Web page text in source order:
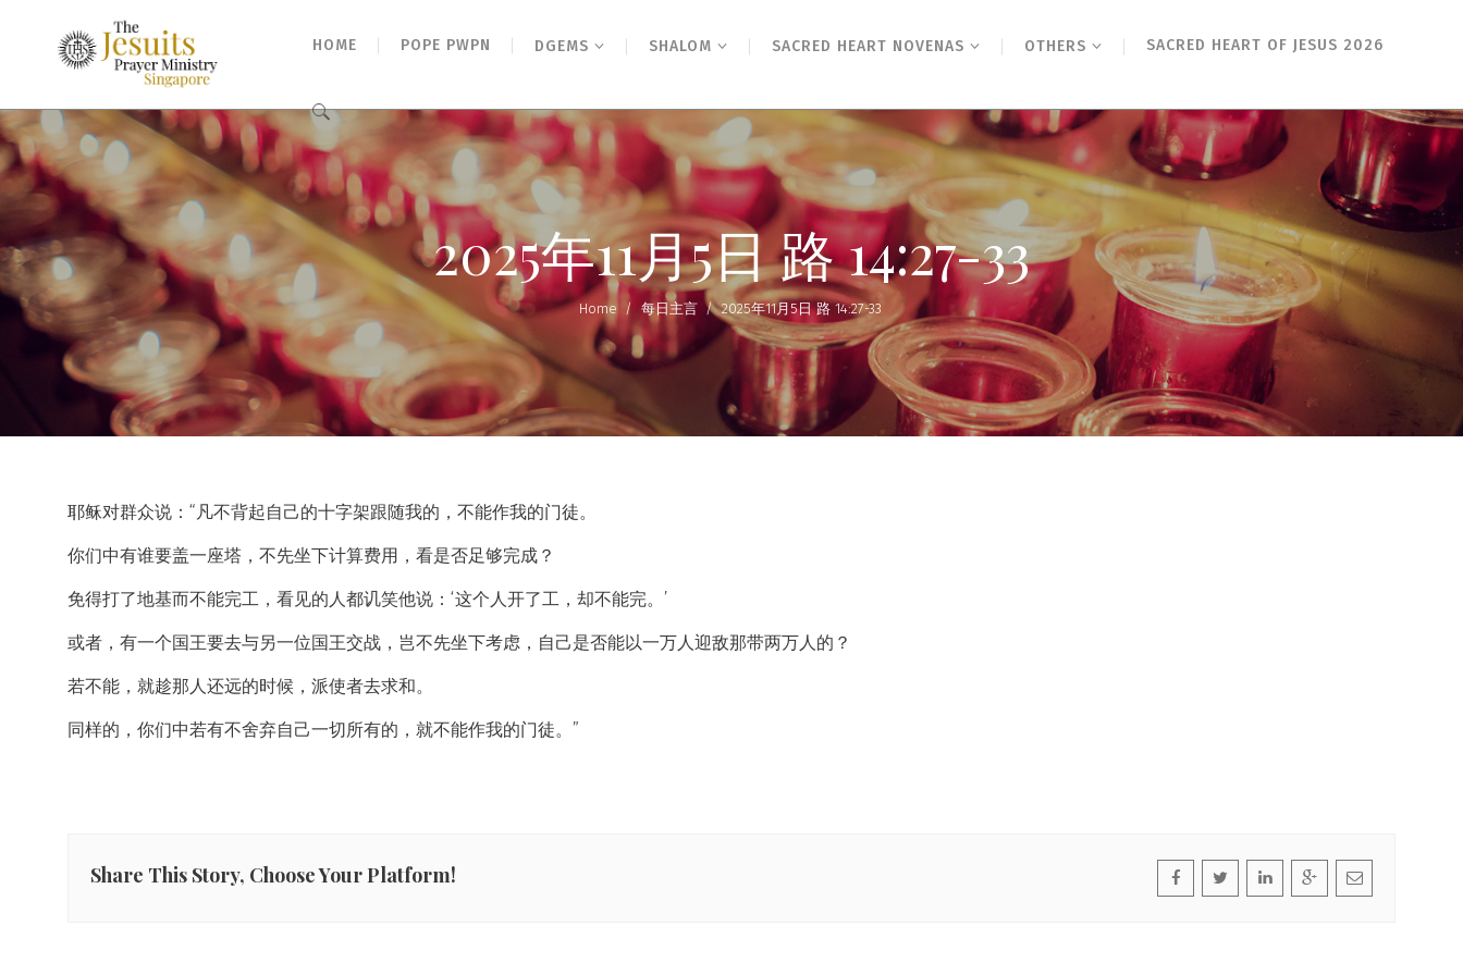
HOME POPE PWPN DGEMS SHALOM SACRED HEART NOVENAS OTHERS SACRED HEART OF JESUS 2026
Search
for:
2025年11月5日 路 14:27-33
Home / 每日主言 /2025年11月5日 路 14:27-33
耶稣对群众说：“凡不背起自己的十字架跟随我的，不能作我的门徒。
你们中有谁要盖一座塔，不先坐下计算费用，看是否足够完成？
免得打了地基而不能完工，看见的人都讥笑他说：‘这个人开了工，却不能完。’
或者，有一个国王要去与另一位国王交战，岂不先坐下考虑，自己是否能以一万人迎敌那带两万人的？
若不能，就趁那人还远的时候，派使者去求和。
同样的，你们中若有不舍弃自己一切所有的，就不能作我的门徒。”
Share This Story, Choose Your Platform!